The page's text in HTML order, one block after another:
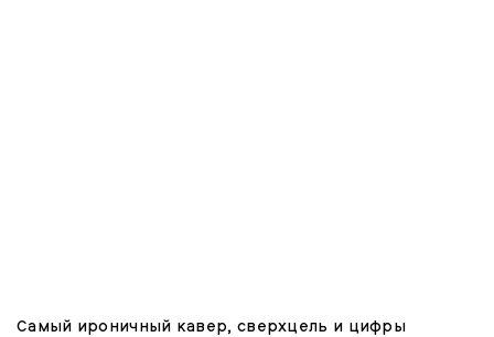
Самый ироничный кавер, сверхцель и цифры